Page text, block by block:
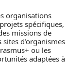
organisations
spécifiques,
missions de
sites d’organismes
ou les
adaptées à